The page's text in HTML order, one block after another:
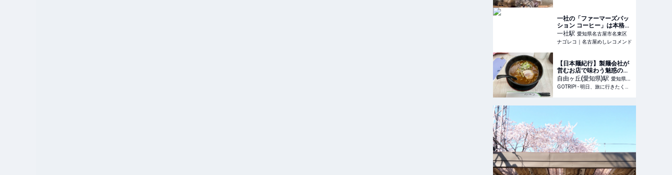
一社の「ファーマーズパッ
ション コーヒー」は本格ス
パイスカレーが楽しめるカ
フェ
一社駅 愛知県名古屋市名東区
ナゴレコ｜名古屋めしレコメンド
【日本麺紀行】製麺会社が
営むお店で味わう魅惑のミ
ソ中華とは？ / 愛知県名古
屋市「うどんのいなや 自由
ヶ丘店」 - GOTRIP!
自由ヶ丘(愛知県)駅 愛知県名
古屋市千種区
GOTRIP! - 明日、旅に行きたくなるメディア